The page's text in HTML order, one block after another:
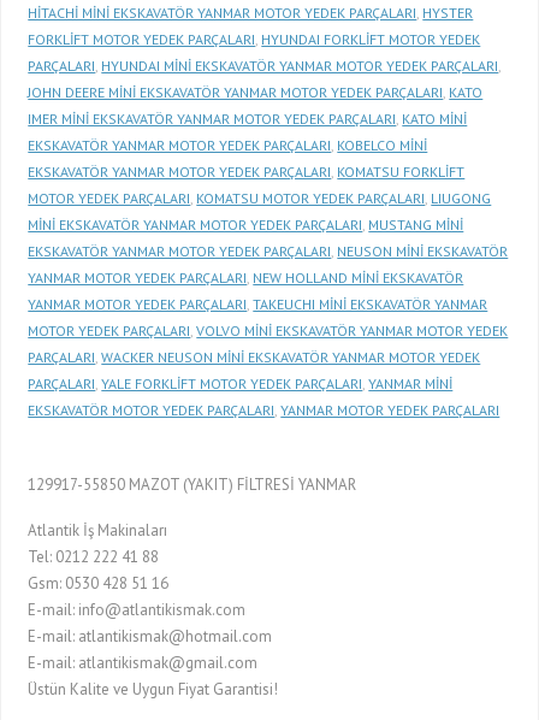
HİTACHİ MİNİ EKSKAVATÖR YANMAR MOTOR YEDEK PARÇALARI HYSTER
FORKLİFT MOTOR YEDEK PARÇALARI HYUNDAI FORKLİFT MOTOR YEDEK
PARÇALARI HYUNDAI MİNİ EKSKAVATÖR YANMAR MOTOR YEDEK PARÇALARI
JOHN DEERE MİNİ EKSKAVATÖR YANMAR MOTOR YEDEK PARÇALARI KATO
IMER MİNİ EKSKAVATÖR YANMAR MOTOR YEDEK PARÇALARI KATO MİNİ
EKSKAVATÖR YANMAR MOTOR YEDEK PARÇALARI KOBELCO MİNİ
EKSKAVATÖR YANMAR MOTOR YEDEK PARÇALARI KOMATSU FORKLİFT
MOTOR YEDEK PARÇALARI KOMATSU MOTOR YEDEK PARÇALARI LIUGONG
MİNİ EKSKAVATÖR YANMAR MOTOR YEDEK PARÇALARI MUSTANG MİNİ
EKSKAVATÖR YANMAR MOTOR YEDEK PARÇALARI NEUSON MİNİ EKSKAVATÖR
YANMAR MOTOR YEDEK PARÇALARI NEW HOLLAND MİNİ EKSKAVATÖR
YANMAR MOTOR YEDEK PARÇALARI ,TAKEUCHI MİNİ EKSKAVATÖR YANMAR
MOTOR YEDEK PARÇALARI ,VOLVO MİNİ EKSKAVATÖR YANMAR MOTOR YEDEK
PARÇALARI ,WACKER NEUSON MİNİ EKSKAVATÖR YANMAR MOTOR YEDEK
PARÇALARI ,YALE FORKLİFT MOTOR YEDEK PARÇALARI ,YANMAR MİNİ
EKSKAVATÖR MOTOR YEDEK PARÇALARI ,YANMAR MOTOR YEDEK PARÇALARI
129917-55850 MAZOT (YAKIT) FİLTRESİ YANMAR
Atlantik İş Makinaları
Tel: 0212 222 41 88
Gsm: 0530 428 51 16
E-mail: info@atlantikismak.com
E-mail: atlantikismak@hotmail.com
E-mail: atlantikismak@gmail.com
Üstün Kalite ve Uygun Fiyat Garantisi!